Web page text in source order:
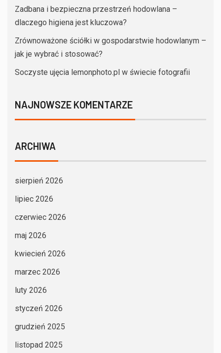
Zadbana i bezpieczna przestrzeń hodowlana –
dlaczego higiena jest kluczowa?
Zrównoważone ściółki w gospodarstwie hodowlanym –
jak je wybrać i stosować?
Soczyste ujęcia lemonphoto.pl w świecie fotografii
NAJNOWSZE KOMENTARZE
ARCHIWA
sierpień 2026
lipiec 2026
czerwiec 2026
maj 2026
kwiecień 2026
marzec 2026
luty 2026
styczeń 2026
grudzień 2025
listopad 2025